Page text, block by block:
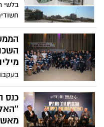
בלשי
שעלה
פורר
תומך
כנס